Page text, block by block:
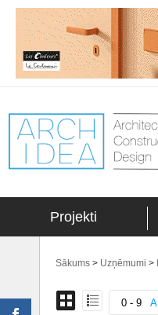
Projekti
Sākums > Uzņēmumi >
0 - 9 A